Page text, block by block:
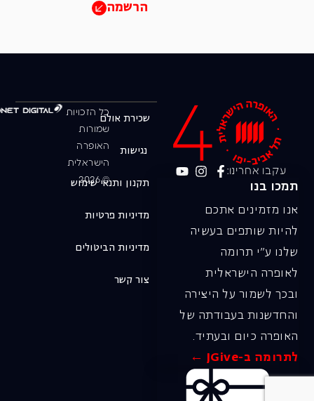
הרשמה
עקבו אחרינו:
תמכו בנו
אנו מזמינים אתכם
להיות שותפים בעשיה
שלנו ע"י תרומה
לאופרה הישראלית
ובכך לשמור על היצירה
והחדשנות בעבודתה של
האופרה כיום ובעתיד.
לתרומה ב-JGive ←
כל הזכויות
שמורות
האופרה
הישראלית
© 2026
שכירת אולם
נגישות
תקנון ותנאי שימוש
מדיניות פרטיות
מדיניות הביטולים
צור קשר